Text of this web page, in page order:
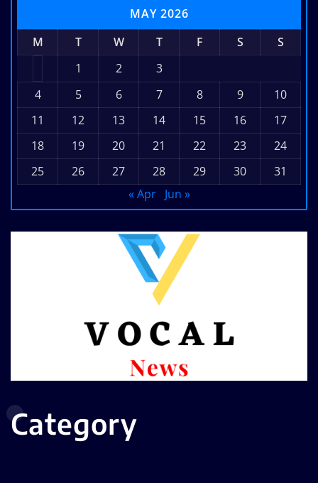
MAY 2026
M
T W T F S
S
1
2
3
4
5 6 7 8 9
10
11
12 13 14 15 16
17
18
19 20 21 22 23
24
25
26 27 28 29 30
31
« Apr
Jun »
Category